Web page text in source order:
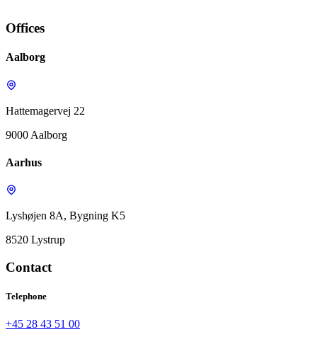
Offices
Aalborg
Hattemagervej 22
9000 Aalborg
Aarhus
Lyshøjen 8A, Bygning K5
8520 Lystrup
Contact
Telephone
+45 28 43 51 00